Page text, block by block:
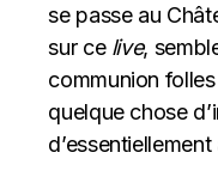
se passe au
sur ce live,
communion
quelque chose